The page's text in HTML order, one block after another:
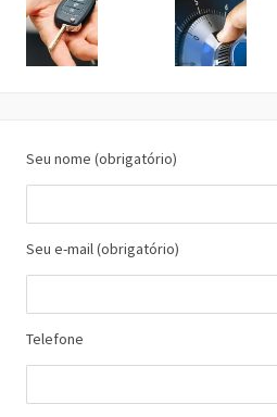
Seu nome (obrigatório)
Seu e-mail (obrigatório)
Telefone